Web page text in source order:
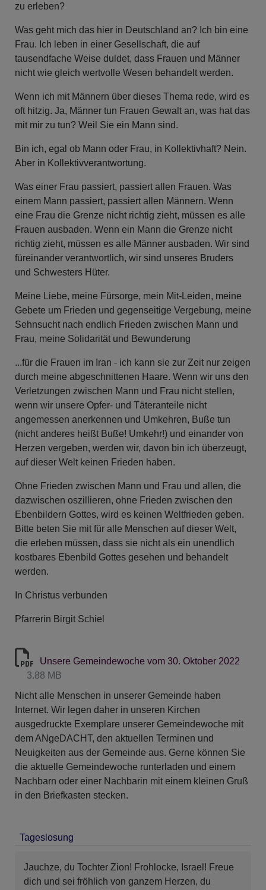
zu erleben?
Was geht mich das hier in Deutschland an? Ich bin eine
Frau. Ich leben in einer Gesellschaft, die auf
tausendfache Weise duldet, dass Frauen und Männer
nicht wie gleich wertvolle Wesen behandelt werden.
Wenn ich mit Männern über dieses Thema rede, wird es
oft hitzig. Ja, Männer tun Frauen Gewalt an, was hat das
mit mir zu tun? Weil Sie ein Mann sind.
Bin ich, egal ob Mann oder Frau, in Kollektivhaft? Nein.
Aber in Kollektivverantwortung.
Was einer Frau passiert, passiert allen Frauen. Was
einem Mann passiert, passiert allen Männern. Wenn
eine Frau die Grenze nicht richtig zieht, müssen es alle
Frauen ausbaden. Wenn ein Mann die Grenze nicht
richtig zieht, müssen es alle Männer ausbaden. Wir sind
füreinander verantwortlich, wir sind unseres Bruders
und Schwesters Hüter.
Meine Liebe, meine Fürsorge, mein Mit-Leiden, meine
Gebete um Frieden und gegenseitige Vergebung, meine
Sehnsucht nach endlich Frieden zwischen Mann und
Frau, meine Solidarität und Bewunderung
...für die Frauen im Iran - ich kann sie zur Zeit nur zeigen
durch meine abgeschnittenen Haare. Wenn wir uns den
Verletzungen zwischen Mann und Frau nicht stellen,
wenn wir unsere Opfer- und Täteranteile nicht
angemessen anerkennen und Umkehren, Buße tun
(nicht anderes heißt Buße! Umkehr!) und einander von
Herzen vergeben, werden wir, davon bin ich überzeugt,
auf dieser Welt keinen Frieden haben.
Ohne Frieden zwischen Mann und Frau und allen, die
dazwischen oszillieren, ohne Frieden zwischen den
Ebenbildern Gottes, wird es keinen Weltfrieden geben.
Bitte beten Sie mit für alle Menschen auf dieser Welt,
die erleben müssen, dass sie nicht als ein unendlich
kostbares Ebenbild Gottes gesehen und behandelt
werden.
In Christus verbunden
Pfarrerin Birgit Schiel
Unsere Gemeindewoche vom 30. Oktober 2022
3.88 MB
Nicht alle Menschen in unserer Gemeinde haben
Internet. Wir legen daher in unseren Kirchen
ausgedruckte Exemplare unserer Gemeindewoche mit
dem ANgeDACHT, den aktuellen Terminen und
Neuigkeiten aus der Gemeinde aus. Gerne können Sie
die aktuelle Gemeindewoche runterladen und einem
Nachbarn oder einer Nachbarin mit einem kleinen Gruß
in den Briefkasten stecken.
Tageslosung
Jauchze, du Tochter Zion! Frohlocke, Israel! Freue
dich und sei fröhlich von ganzem Herzen, du